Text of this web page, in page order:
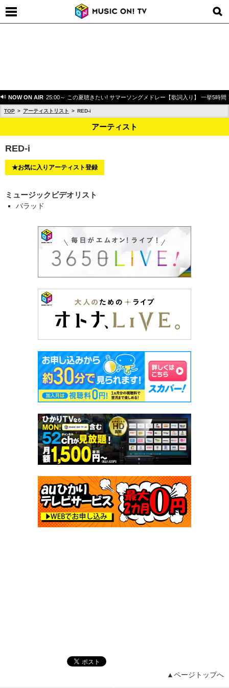
NOW ON AIR 25:00～ この夏聴きたい! サマーソングメドレー【歌詞入り】 一挙5時間
TOP アーティストリスト RED-i
アーティスト
RED-i
★お気に入りアーティスト登録
ミュージックビデオリスト
バラッド
▲ページトップへ